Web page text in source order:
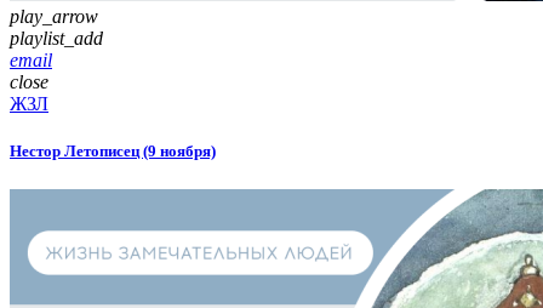
play_arrow
playlist_add
email
close
ЖЗЛ
Нестор Летописец (9 ноября)